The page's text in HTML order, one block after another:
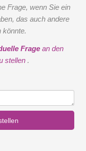
Frage, wenn Sie ein
das auch andere
könnte.
Frage an den
stellen .